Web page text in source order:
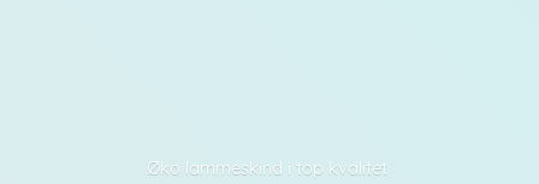
Øko lammeskind i top kvalitet